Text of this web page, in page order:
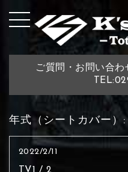
ご質問・お問い合
年式（シートカバー）
2022/2/11